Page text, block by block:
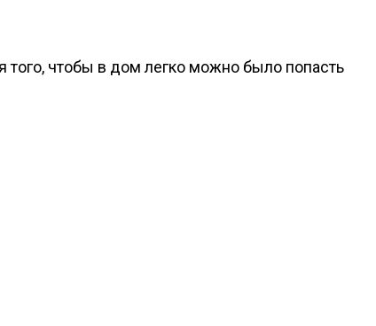
чтобы в дом легко можно было попасть